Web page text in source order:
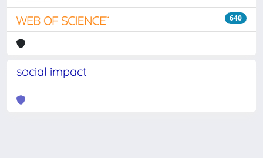
640
social impact